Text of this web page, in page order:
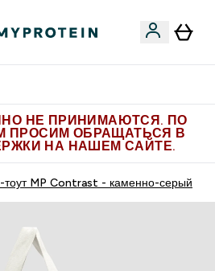
НЕ ПРИНИМАЮТСЯ. ПО
ПРОСИМ ОБРАЩАТЬСЯ В
НА НАШЕМ САЙТЕ.
MP Contrast - каменно-серый